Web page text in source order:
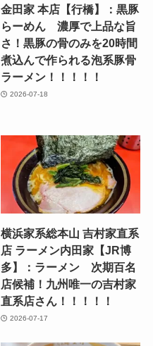
金田家 本店【行橋】：黒豚
らーめん 濃厚で上品な旨
さ！黒豚の骨のみを20時間
煮込んで作られる泡系豚骨
ラーメン！！！！！
2026-07-18
横浜家系総本山 吉村家直系
店 ラーメン内田家【JR博
多】：ラーメン 次期百名
店候補！九州唯一の吉村家
直系店さん！！！！！
2026-07-17